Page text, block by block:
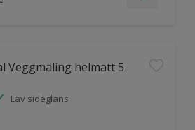
Veggmaling helmatt 5
Lav sideglans